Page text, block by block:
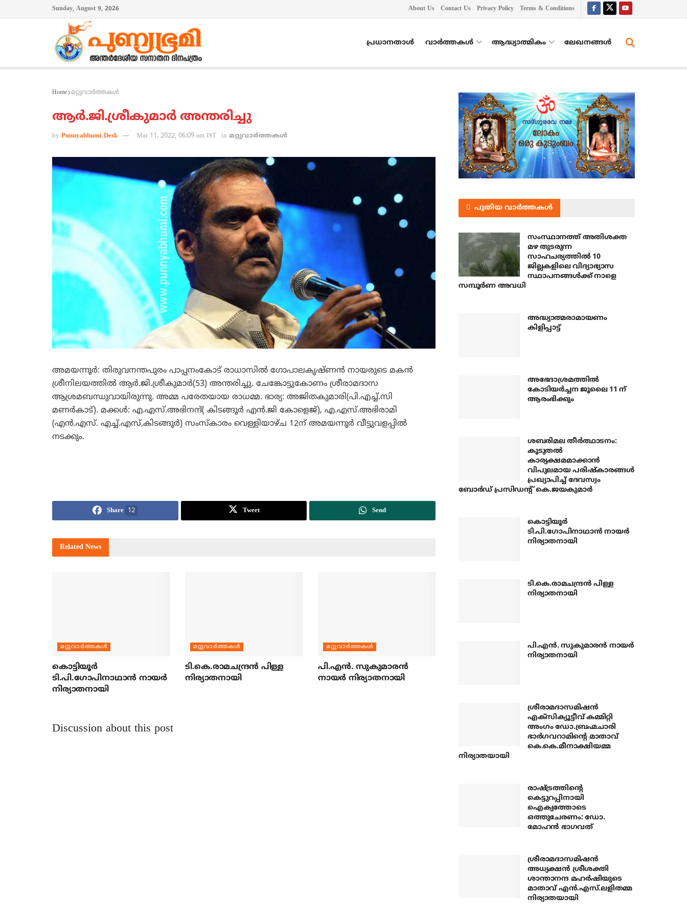
Sunday, August 9, 2026 About Us Contact Us Privacy Policy Terms & Conditions
പ്രധാനതാൾ വാർത്തകൾ ആദ്ധ്യാത്മികം ലേഖനങ്ങള്‍
Home മറ്റുവാര്‍ത്തകള്‍
ആര്‍.ജി.ശ്രീകുമാര്‍ അന്തരിച്ചു
by Punnyabhumi Desk Mar 11, 2022, 06:09 am IST in മറ്റുവാര്‍ത്തകള്‍
അമയന്നൂര്‍: തിരുവനന്തപുരം പാപ്പനംകോട് രാധാസില്‍ ഗോപാലകൃഷ്ണന്‍ നായരുടെ മകന്‍
ശ്രീനിലയത്തില്‍ ആര്‍.ജി.ശ്രീകുമാര്‍(53) അന്തരിച്ചു. ചേങ്കോട്ടുകോണം ശ്രീരാമദാസ
ആശ്രമബന്ധുവായിരുന്നു. അമ്മ പരേതയായ രാധമ്മ. ഭാര്യ: അജിതകുമാരി(പി.എച്ച്.സി
മണര്‍കാട്). മക്കള്‍: എ.എസ്.അഭിനന്ദ്( കിടങ്ങൂര്‍ എന്‍.ജി കോളെജ്), എ.എസ്.അഭിരാമി
(എന്‍.എസ്. എച്ച്.എസ്,കിടങ്ങൂര്‍) സംസ്‌കാരം വെള്ളിയാഴ്ച 12ന് അമയന്നൂര്‍ വീട്ടുവളപ്പില്‍
നടക്കും.
Share 12 Tweet Send
Related News
മറ്റുവാര്‍ത്തകള്‍
കൊട്ടിയൂര്‍
ടി.പി.ഗോപിനാഥാന്‍ നായര്‍
നിര്യാതനായി
മറ്റുവാര്‍ത്തകള്‍
ടി.കെ.രാമചന്ദ്രന്‍ പിള്ള
നിര്യാതനായി
മറ്റുവാര്‍ത്തകള്‍
പി.എന്‍. സുകുമാരന്‍
നായര്‍ നിര്യാതനായി
Discussion about this post
പുതിയ വാർത്തകൾ
സംസ്ഥാനത്ത് അതിശക്ത
മഴ തുടരുന്ന
സാഹചര്യത്തിൽ 10
ജില്ലകളിലെ വിദ്യാഭ്യാസ
സ്ഥാപനങ്ങൾക്ക് നാളെ
സമ്പൂർണ അവധി
അദ്ധ്യാത്മരാമായണം
കിളിപ്പാട്ട്
അഭേദാശ്രമത്തില്‍
കോടിയര്‍ച്ചന ജൂലൈ 11 ന്
ആരംഭിക്കും
ശബരിമല തീര്‍ത്ഥാടനം:
കൂടുതല്‍
കാര്യക്ഷമമാക്കാന്‍
വിപുലമായ പരിഷ്‌കാരങ്ങള്‍
പ്രഖ്യാപിച്ച് ദേവസ്വം
ബോര്‍ഡ് പ്രസിഡന്റ് കെ.ജയകുമാര്‍
കൊട്ടിയൂര്‍
ടി.പി.ഗോപിനാഥാന്‍ നായര്‍
നിര്യാതനായി
ടി.കെ.രാമചന്ദ്രന്‍ പിള്ള
നിര്യാതനായി
പി.എന്‍. സുകുമാരന്‍ നായര്‍
നിര്യാതനായി
ശ്രീരാമദാസമിഷന്‍
എക്‌സിക്യൂട്ടീവ് കമ്മിറ്റി
അംഗം ഡോ.ബ്രഹ്മചാരി
ഭാര്‍ഗവറാമിന്റെ മാതാവ്
കെ.കെ.മീനാക്ഷിയമ്മ
നിര്യാതയായി
രാഷ്ട്രത്തിന്റെ
കെട്ടുറപ്പിനായി
ഐക്യത്തോടെ
ഒത്തുചേരണം: ഡോ.
മോഹന്‍ ഭാഗവത്
ശ്രീരാമദാസമിഷന്‍
അധ്യക്ഷന്‍ ശ്രീശക്തി
ശാന്താനന്ദ മഹര്‍ഷിയുടെ
മാതാവ് എന്‍.എസ്.ലളിതമ്മ
നിര്യാതയായി